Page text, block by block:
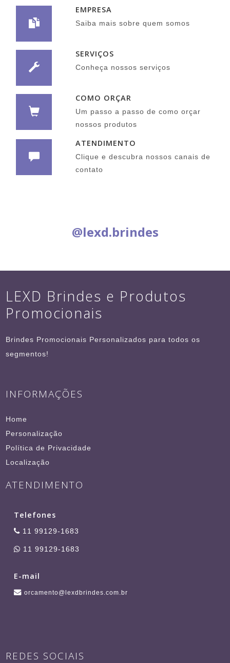
EMPRESA
Saiba mais sobre quem somos
SERVIÇOS
Conheça nossos serviços
COMO ORÇAR
Um passo a passo de como orçar
nossos produtos
ATENDIMENTO
Clique e descubra nossos canais de
contato
@lexd.brindes
LEXD Brindes e Produtos
Promocionais
Brindes Promocionais Personalizados para todos os
segmentos!
INFORMAÇÕES
Home
Personalização
Política de Privacidade
Localização
ATENDIMENTO
Telefones
11 99129-1683
11 99129-1683
E-mail
orcamento@lexdbrindes.com.br
REDES SOCIAIS